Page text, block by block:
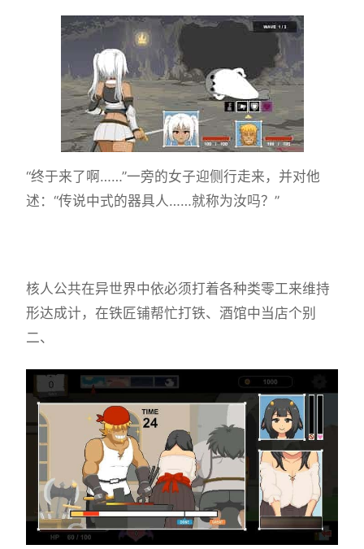
“终于来了啊……”一旁的女子迎侧行走来，并对他
述：“传说中式的器具人……就称为汝吗？”
核人公共在异世界中依必须打着各种类零工来维持
形达成计，在铁匠铺帮忙打铁、酒馆中当店个别
二、